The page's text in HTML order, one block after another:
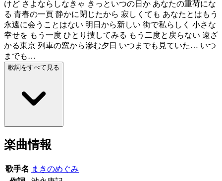
けど さよならしなきゃ きっといつの日か あなたの重荷にな
る 青春の一頁 静かに閉じたから 寂しくても あなたとはもう
永遠に会うことはない 明日から新しい 街で私らしく 小さな
幸せを もう一度 ひとり捜してみる もう二度と戻らない 遠ざ
かる東京 列車の窓から滲む夕日 いつまでも見ていた… いつ
までも…
歌詞をすべて見る
楽曲情報
歌手名 まきのめぐみ